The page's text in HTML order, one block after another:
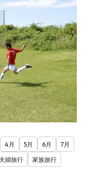
4月 5月 6月
7月
婦旅行
家族旅行